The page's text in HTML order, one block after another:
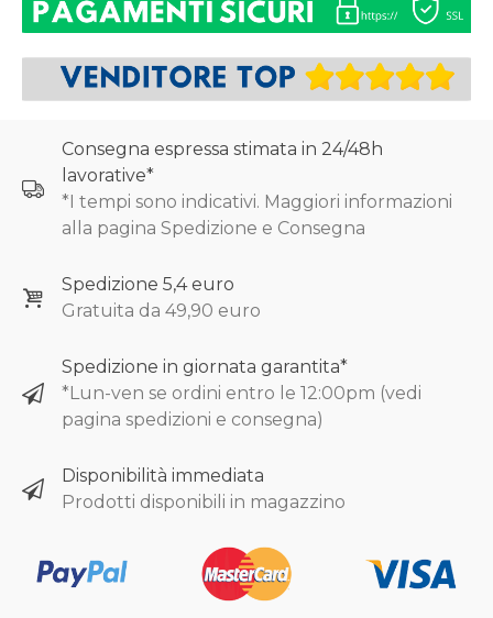
Consegna espressa stimata in 24/48h
lavorative*
*I tempi sono indicativi. Maggiori informazioni
alla pagina Spedizione e Consegna
Spedizione 5,4 euro
Gratuita da 49,90 euro
Spedizione in giornata garantita*
*Lun-ven se ordini entro le 12:00pm (vedi
pagina spedizioni e consegna)
Disponibilità immediata
Prodotti disponibili in magazzino